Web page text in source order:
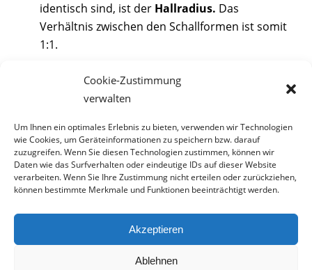
Cookie-Zustimmung
verwalten
Um Ihnen ein optimales Erlebnis zu bieten, verwenden wir Technologien
wie Cookies, um Geräteinformationen zu speichern bzw. darauf
zuzugreifen. Wenn Sie diesen Technologien zustimmen, können wir
Daten wie das Surfverhalten oder eindeutige IDs auf dieser Website
verarbeiten. Wenn Sie Ihre Zustimmung nicht erteilen oder zurückziehen,
können bestimmte Merkmale und Funktionen beeinträchtigt werden.
Akzeptieren
Ablehnen
identisch sind, ist der Hallradius. Das
Verhältnis zwischen den Schallformen ist somit
1:1.
Raumschallfeldvor. Dann ist die Ortung der
Schallquelle problematisch. Unmöglich ist
diese sogar ab einer zu großen Überlagerung
des Direktschalls durch den Raumschall.